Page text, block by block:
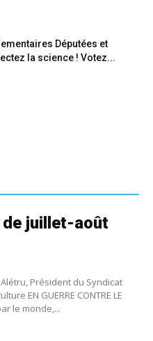
Députées et
la science ! Votez...
de juillet-août
Président du Syndicat
EN GUERRE CONTRE LE
le monde,...